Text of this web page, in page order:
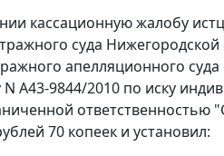
кассационную жалобу
суда
апелляционного
А43-9844/2010 по иску
70 копеек и установил: